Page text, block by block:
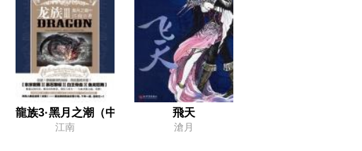
第四十三章 暗影兄弟
第四十六章 來自暗影的訊息
第四十九章 提爾的風暴
第五十二章 尋求救治
第五十五章 寫在預言中的
龍族3·黑月之潮（中）
江南
飛天
滄月